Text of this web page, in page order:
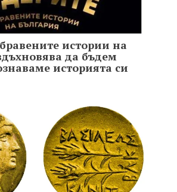
истории на
да бъдем
историята си